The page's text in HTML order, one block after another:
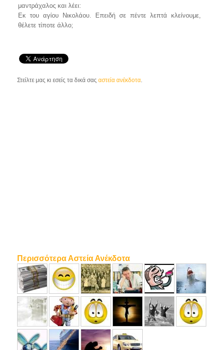
μαντράχαλος και λέει:
Eκ του αγίου Νικολάου. Επειδή σε πέντε λεπτά κλείνουμε,
θέλετε τίποτε άλλο;
Στείλτε μας κι εσείς τα δικά σαςαστεία ανέκδοτα.
Περισσότερα Αστεία Ανέκδοτα